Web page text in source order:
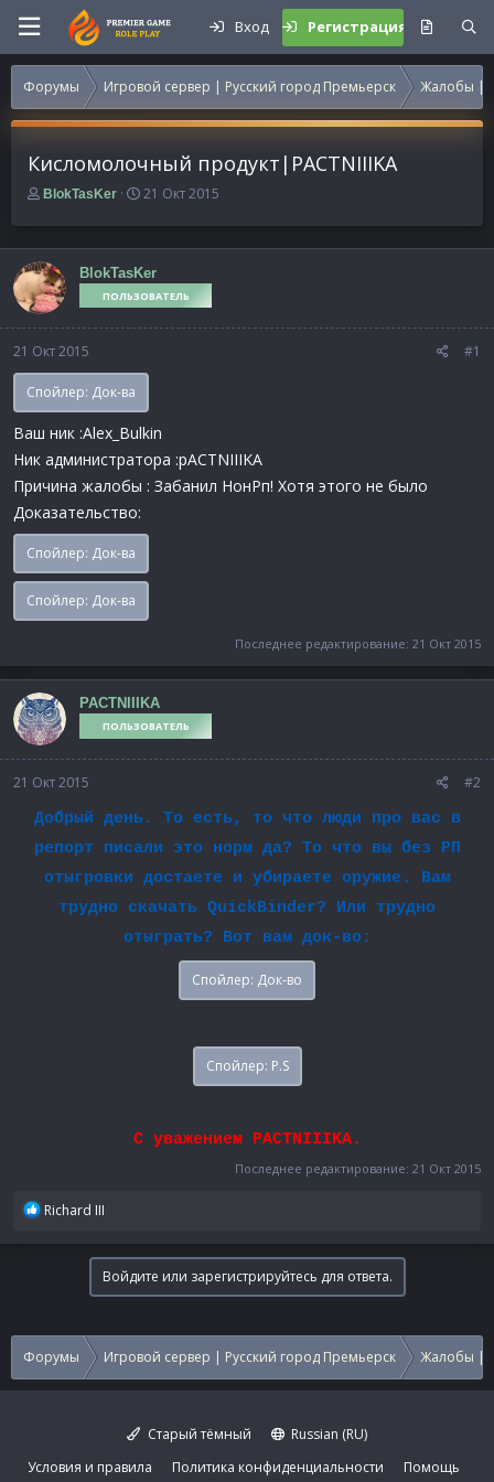
Вход Регистрация
Форумы Игровой сервер | Русский город Премьерск Жалобы |
Кисломолочный продукт|PACTNIIIKA
А
т
о
р
т
е
м
ы
BlokTasKer
Д
т
а
н
а
ч
а
а
21 Окт 2015
BlokTasKer
ПОЛЬЗОВАТЕЛЬ
21 Окт 2015 #1
Спойлер: Док-ва
Ваш ник :Alex_Bulkin
Ник администратора :pACTNIIIKA
Причина жалобы : Забанил НонРп! Хотя этого не было
Доказательство:
Спойлер: Док-ва
Спойлер: Док-ва
Последнее редактирование: 21 Окт 2015
PACTNIIIKA
ПОЛЬЗОВАТЕЛЬ
21 Окт 2015
#2
Добрый день. То есть, то что люди про вас в
репорт писали это норм да? То что вы без РП
отыгровки достаете и убираете оружие. Вам
трудно скачать QuickBinder? Или трудно
отыграть? Вот вам док-во:
Спойлер: Док-во
Спойлер: P.S
С уважением PACTNIIIKA.
Последнее редактирование: 21 Окт 2015
Р
а
Richard III
Войдите или зарегистрируйтесь для ответа.
Форумы Игровой сервер | Русский город Премьерск Жалобы |
Старый тёмный
Russian (RU)
Условия и правила
Политика конфиденциальности Помощь